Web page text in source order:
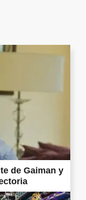
de Gaiman y